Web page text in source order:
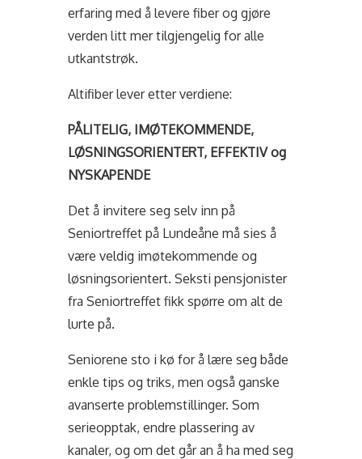
erfaring med å levere fiber og gjøre
verden litt mer tilgjengelig for alle
utkantstrøk.
Altifiber lever etter verdiene:
PÅLITELIG, IMØTEKOMMENDE,
LØSNINGSORIENTERT, EFFEKTIV og
NYSKAPENDE
Det å invitere seg selv inn på
Seniortreffet på Lundeåne må sies å
være veldig imøtekommende og
løsningsorientert. Seksti pensjonister
fra Seniortreffet fikk spørre om alt de
lurte på.
Seniorene sto i kø for å lære seg både
enkle tips og triks, men også ganske
avanserte problemstillinger. Som
serieopptak, endre plassering av
kanaler, og om det går an å ha med seg